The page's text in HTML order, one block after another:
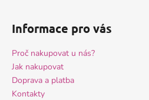
Informace pro vás
Proč nakupovat u nás?
Jak nakupovat
Doprava a platba
Kontakty